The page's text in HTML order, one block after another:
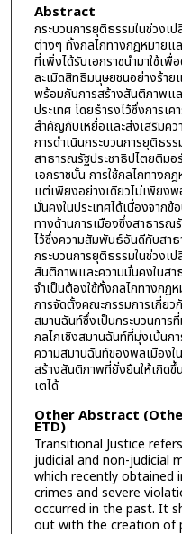
Abstract
กระบวนการยุติธรรมในช่วง
ต่างๆ ทั้งกลไกทางกฎหมายแ
ที่เพิ่งได้รับเอกราชนำมาใช้เ
ละเมิดสิทธิมนุษยชนอย่างร้าย
พร้อมกับการสร้างสันติภาพแล
ประเทศ โดยธำรงไว้ซึ่งการเ
สำคัญกับเหยื่อและส่งเสริมคว
การดำเนินกระบวนการยุติธร
สาธารณรัฐประชาธิปไตยติมอ
เอกราชนั้น การใช้กลไกทาง
แต่เพียงอย่างเดียวไม่เพียง
มั่นคงในประเทศได้เนื่องจาก
ทางด้านการเมืองซึ่งสาธารณ
ไว้ซึ่งความสัมพันธ์อันดีกับสา
กระบวนการยุติธรรมในช่วงเ
สันติภาพและความมั่นคงในส
จำเป็นต้องใช้ทั้งกลไกทางกฎ
การจัดตั้งคณะกรรมการเกี่ยว
สมานฉันท์ซึ่งเป็นกระบวนการ
กลไกเชิงสมานฉันท์ที่มุ่งเน้นก
ความสมานฉันท์ของพลเมืองใ
สร้างสันติภาพที่ยั่งยืนให้เกิดขึ้
เตได้
Other Abstract
ETD)
Transitional Justice
judicial and non-judicial
which recently obtained
crimes and severe
occurred in the past. It
out with the creation of